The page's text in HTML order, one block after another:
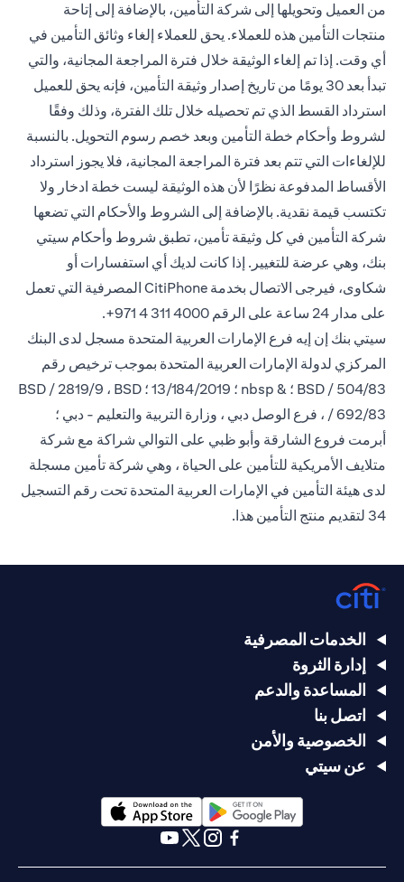
من العميل وتحويلها إلى شركة التأمين، بالإضافة إلى إتاحة
منتجات التأمين هذه للعملاء. يحق للعملاء إلغاء وثائق التأمين في
أي وقت. إذا تم إلغاء الوثيقة خلال فترة المراجعة المجانية، والتي
تبدأ بعد 30 يومًا من تاريخ إصدار وثيقة التأمين، فإنه يحق للعميل
استرداد القسط الذي تم تحصيله خلال تلك الفترة، وذلك وفقًا
لشروط وأحكام خطة التأمين وبعد خصم رسوم التحويل. بالنسبة
للإلغاءات التي تتم بعد فترة المراجعة المجانية، فلا يجوز استرداد
الأقساط المدفوعة نظرًا لأن هذه الوثيقة ليست خطة ادخار ولا
تكتسب قيمة نقدية. بالإضافة إلى الشروط والأحكام التي تضعها
شركة التأمين في كل وثيقة تأمين، تطبق شروط وأحكام سيتي
بنك، وهي عرضة للتغيير. إذا كانت لديك أي استفسارات أو
شكاوى، فيرجى الاتصال بخدمة CitiPhone
المصرفية التي تعمل
على مدار 24 ساعة على
الرقم 4000 311 4 971+.
سيتي بنك إن إيه فرع الإمارات العربية المتحدة مسجل لدى البنك
المركزي لدولة الإمارات العربية المتحدة بموجب ترخيص رقم
BSD / 504/83 ؛ & nbsp ؛ 13/184/2019 ؛ BSD / 2819/9 ، BSD
/ 692/83 ، فرع الوصل دبي ، وزارة التربية والتعليم - دبي ؛
أبرمت فروع الشارقة وأبو ظبي على التوالي شراكة مع شركة
متلايف الأمريكية للتأمين على الحياة ، وهي شركة تأمين مسجلة
لدى هيئة التأمين في الإمارات العربية المتحدة تحت رقم التسجيل
34 لتقديم منتج التأمين هذا.
الخدمات المصرفية
إدارة الثروة
المساعدة والدعم
اتصل بنا
الخصوصية والأمن
عن سيتي
(opens in a new tab)